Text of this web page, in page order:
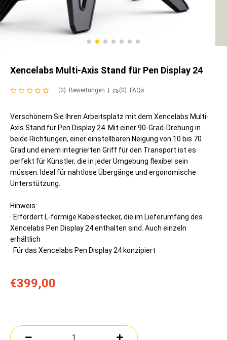
Xencelabs Multi-Axis Stand für Pen Display 24
(0) Bewertungen (0) FAQs
Verschönern Sie Ihren Arbeitsplatz mit dem Xencelabs Multi-
Axis Stand für Pen Display 24. Mit einer 90-Grad-Drehung in
beide Richtungen, einer einstellbaren Neigung von 10 bis 70
Grad und einem integrierten Griff für den Transport ist es
perfekt für Künstler, die in jeder Umgebung flexibel sein
müssen. Ideal für nahtlose Übergänge und ergonomische
Unterstützung.
Hinweis:
· Erfordert L-förmige Kabelstecker, die im Lieferumfang des
Xencelabs Pen Display 24 enthalten sind. Auch einzeln
erhältlich
· Für das Xencelabs Pen Display 24 konzipiert
€399,00